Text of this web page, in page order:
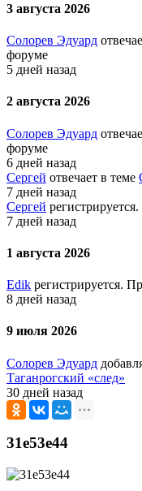
3 августа 2026
Солорев Эдуард
форуме
5 дней назад
2 августа 2026
Солорев Эдуард
форуме
6 дней назад
Сергей отвечает в теме
7 дней назад
Сергей
7 дней назад
1 августа 2026
Edik регистрируется.
8 дней назад
9 июля 2026
Солорев Эдуард
Таганрогский «след»
30 дней назад
31e53e44